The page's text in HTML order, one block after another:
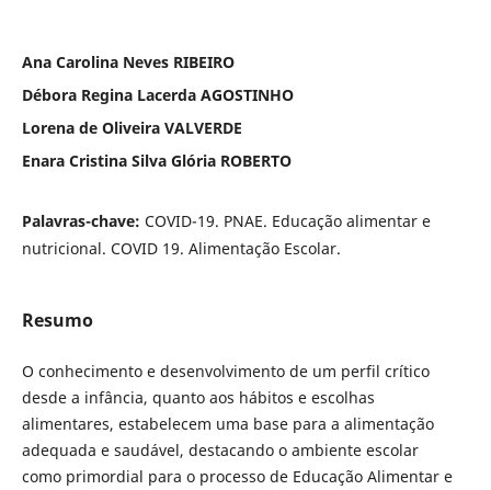
Ana Carolina Neves RIBEIRO
Débora Regina Lacerda AGOSTINHO
Lorena de Oliveira VALVERDE
Enara Cristina Silva Glória ROBERTO
Palavras-chave: COVID-19. PNAE. Educação alimentar e
nutricional. COVID 19. Alimentação Escolar.
Resumo
O conhecimento e desenvolvimento de um perfil crítico
desde a infância, quanto aos hábitos e escolhas
alimentares, estabelecem uma base para a alimentação
adequada e saudável, destacando o ambiente escolar
como primordial para o processo de Educação Alimentar e